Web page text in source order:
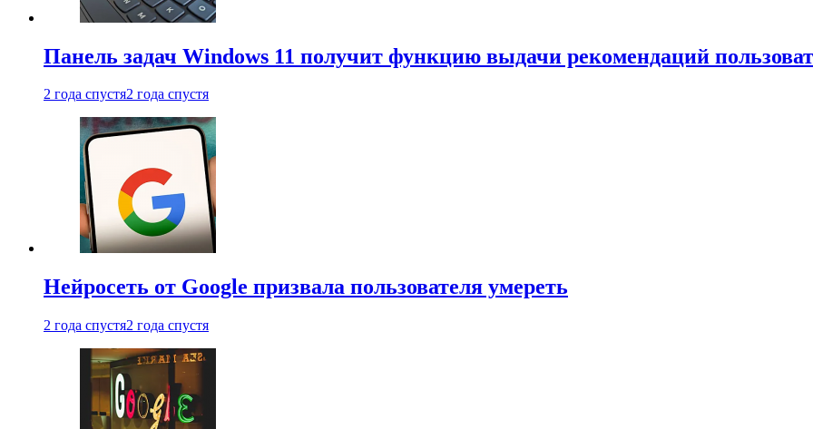
Панель задач Windows 11 получит функцию выдачи рекомендаций
2 года спустя2 года спустя
Нейросеть от Google призвала пользователя умереть
2 года спустя2 года спустя